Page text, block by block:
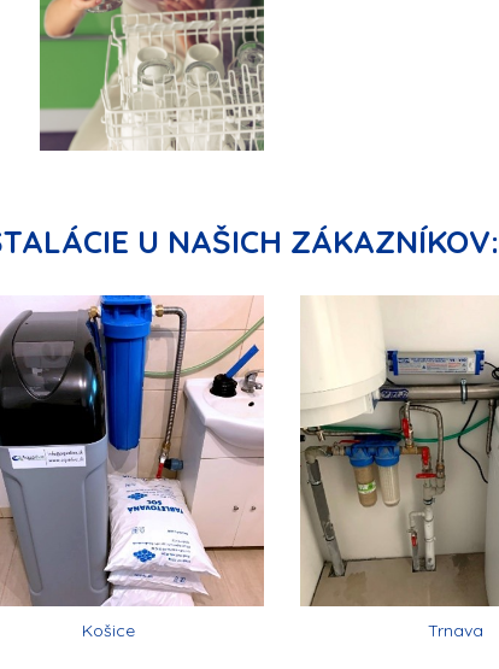
U NAŠICH ZÁKAZNÍKOV:
Košice Trnava